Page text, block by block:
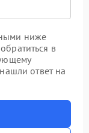
ниже
в
ответ на